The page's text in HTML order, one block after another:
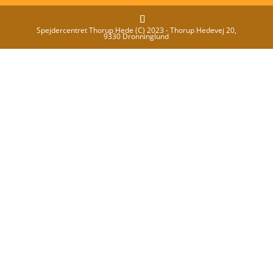
Spejdercentret Thorup Hede (C) 2023 - Thorup Hedevej 20,
9330 Dronninglund